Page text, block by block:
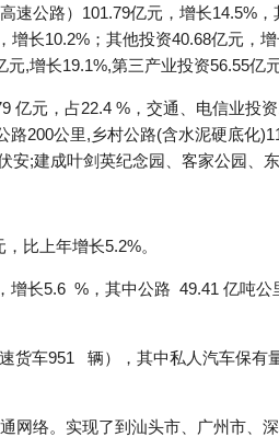
速公路）101.79亿元，增长14.5%
增长10.2%；其他投资40.68亿元，
,增长19.1%,第三产业投资56.55亿元
元，占22.4 %，交通、电信业投
200公里,乡村公路(含水泥硬底化
;建成叶剑英纪念园、客家公园、
比上年增长5.2%。
增长5.6 %，其中公路 49.41 亿吨
货车951 辆），其中私人汽车保有
网络。实现了到汕头市、广州市、